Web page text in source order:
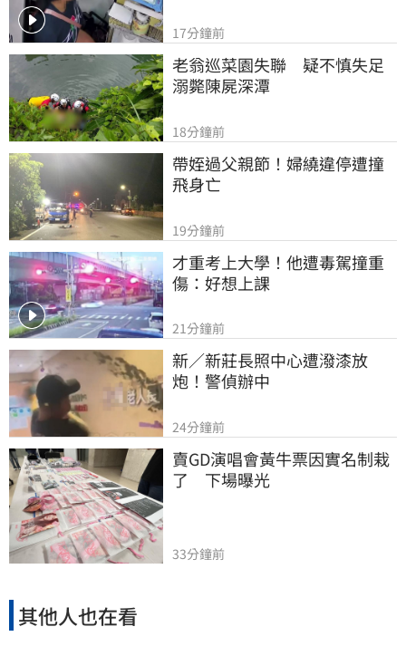
17分鐘前
老翁巡菜園失聯　疑不慎失足
溺斃陳屍深潭
18分鐘前
帶姪過父親節！婦繞違停遭撞
飛身亡
19分鐘前
才重考上大學！他遭毒駕撞重
傷：好想上課
21分鐘前
新／新莊長照中心遭潑漆放
炮！警偵辦中
24分鐘前
賣GD演唱會黃牛票因實名制栽
了　下場曝光
33分鐘前
其他人也在看